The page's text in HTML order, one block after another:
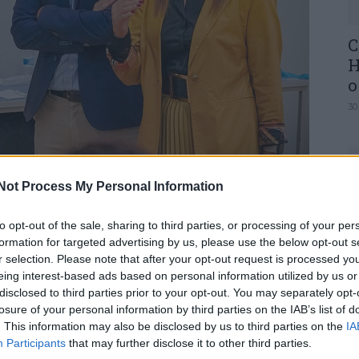
Process My Personal Information
opt-out of the sale, sharing to third parties, or processing of your
for targeted advertising by us, please use the below opt-out
selection. Please note that after your opt-out request is processed
interest-based ads based on personal information utilized by us
to third parties prior to your opt-out. You may separately
of your personal information by third parties on the IAB’s list of
This information may also be disclosed by us to third parties on the
Participants that may further disclose it to other third parties.
está a ser implementado em S. João da
numa parceria entre a Câmara
Local de Saúde (ULS) de Entre Douro e
Familiar Vale do Vouga e a Unidade de